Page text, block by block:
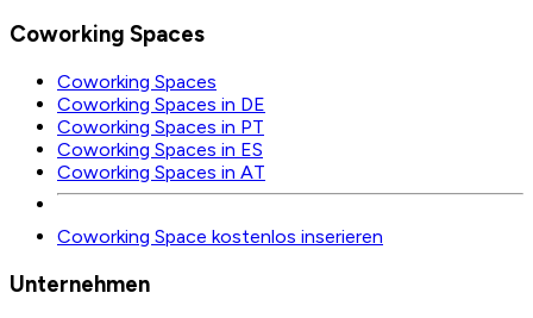
Coworking Spaces
Coworking Spaces
Coworking Spaces in DE
Coworking Spaces in PT
Coworking Spaces in ES
Coworking Spaces in AT
Coworking Space kostenlos inserieren
Unternehmen